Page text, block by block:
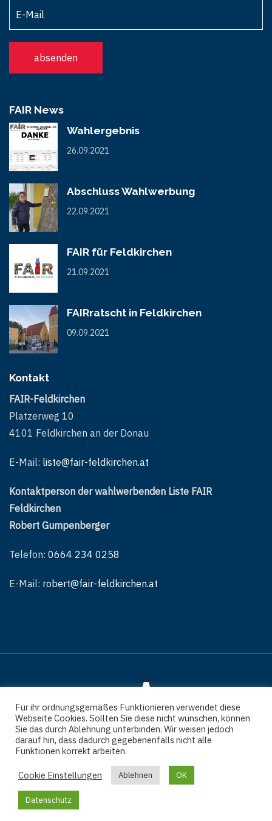
FAIR News
Wahlergebnis
26.09.2021
Abschluss Wahlwerbung
22.09.2021
FAIR für Feldkirchen
21.09.2021
FAIRratscht in Feldkirchen
09.09.2021
Kontakt
FAIR-Feldkirchen
Platzerweg 10
4101 Feldkirchen an der Donau
E-Mail: liste@fair-feldkirchen.at
Kontaktperson der wahlwerbenden Liste FAIR
Feldkirchen
Robert Gumpenberger
Telefon: 0664 234 0258
E-Mail: robert@fair-feldkirchen.at
Für ihr ordnungsgemäßes Funktionieren verwendet diese
Webseite Cookies. Sollten Sie diese nicht wünschen, können
Sie das durch Ablehnung unterbinden. Wir weisen jedoch
darauf hin, dass dadurch gegebenenfalls nicht alle
Funktionen korrekt arbeiten.
Cookie Einstellungen Ablehnen OK
Datenschutz